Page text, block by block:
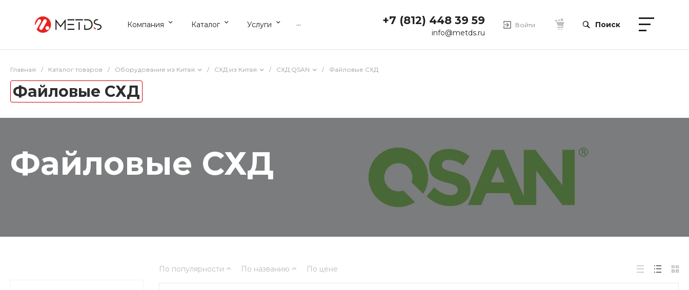
Компания Каталог Услуги ... +7 (812) 448 39 59
info@metds.ru
Войти Поиск
Главная / Каталог товаров / Оборудование из Китая / СХД из Китая / СХД QSAN / Файловые СХД
Файловые СХД
Файловые СХД
По популярности По названию По цене